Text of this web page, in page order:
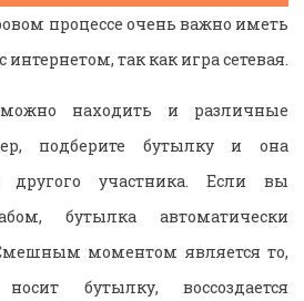
процессе очень важно иметь
так как игра сетевая.
находить и различные
подберите бутылку и она
другого участника. Если вы
бутылка автоматически
Смешным моментом является то,
бутылку, воссоздается